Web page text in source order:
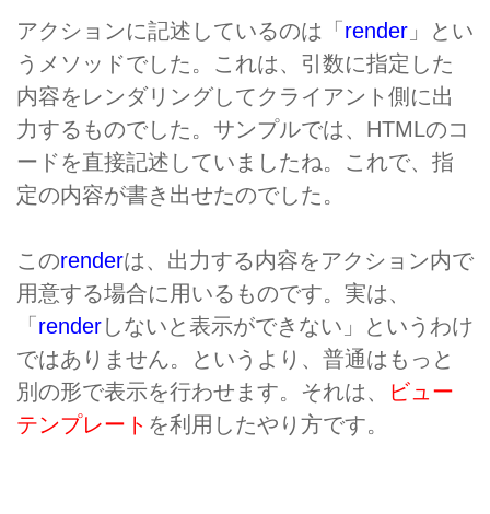
アクションに記述しているのは「 render 」とい
うメソッドでした。これは、引数に指定した
内容をレンダリングしてクライアント側に出
力するものでした。サンプルでは、HTMLのコ
ードを直接記述していましたね。これで、指
定の内容が書き出せたのでした。
このrenderは、出力する内容をアクション内で
用意する場合に用いるものです。実は、
「 renderしないと表示ができない」というわけ
ではありません。というより、普通はもっと
別の形で表示を行わせます。それは、
ビュー
テンプレート を利用したやり方です。